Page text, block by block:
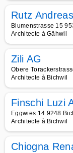
Rutz Andreas
Blumenstrasse 15
Architecte à Gähwil
Zili AG
Obere
Architecte à Bichwil
Finschi Luzi
Eggwies 14 9248
Architecte à Bichwil
Chiogna